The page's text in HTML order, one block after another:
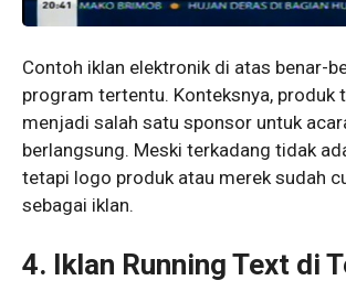
Contoh iklan elektronik di atas benar-
program tertentu. Konteksnya, produk
menjadi salah satu sponsor untuk
berlangsung. Meski terkadang tidak
tetapi logo produk atau merek sudah
sebagai iklan.
4. Iklan Running Text di